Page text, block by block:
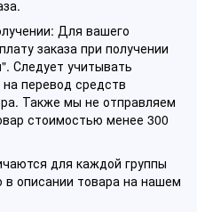
Для вашего
заказа при получении
Следует учитывать
перевод средств
Также мы не отправляем
стоимостью менее 300
для каждой группы
в описании товара на нашем